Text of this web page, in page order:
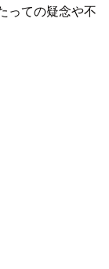
っての疑念や不